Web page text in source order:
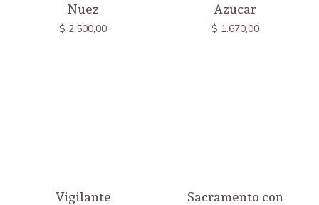
Nuez
$ 2.500,00
Azucar
$ 1.670,00
Vigilante
Sacramento con